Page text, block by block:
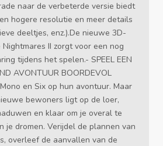
naar de verbeterde versie biedt
hogere resolutie en meer details
deeltjes, enz.).De nieuwe 3D-
II zorgt voor een nog
tijdens het spelen.- SPEEL EEN
AVONTUUR BOORDEVOL
en Six op hun avontuur. Maar
bewoners ligt op de loer,
en klaar om je overal te
je dromen. Verijdel de plannen van
overleef de aanvallen van de